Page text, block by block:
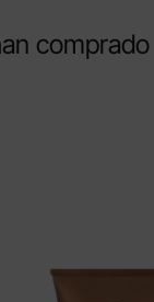
comprado